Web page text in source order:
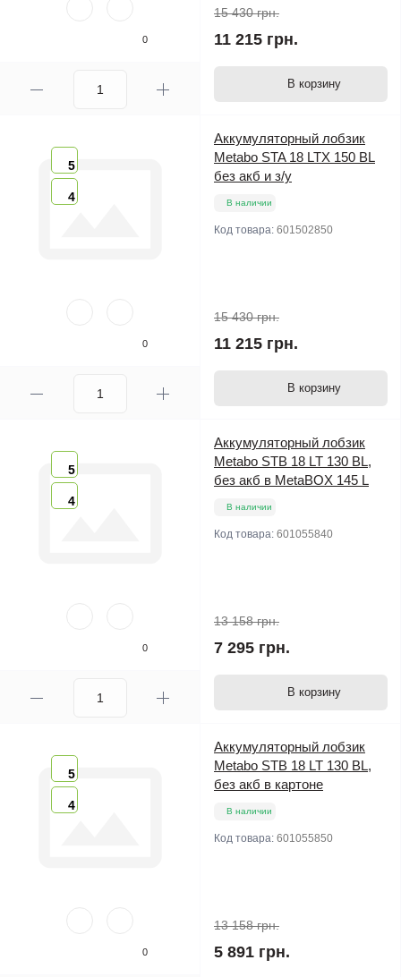
0
15 430 грн.
11 215 грн.
В корзину
5
4
0
Аккумуляторный лобзик
Metabo STA 18 LTX 150 BL
без акб и з/у
В наличии
Код товара: 601502850
15 430 грн.
11 215 грн.
В корзину
5
4
0
Аккумуляторный лобзик
Metabo STB 18 LT 130 BL,
без акб в MetaBOX 145 L
В наличии
Код товара: 601055840
13 158 грн.
7 295 грн.
В корзину
5
4
0
Аккумуляторный лобзик
Metabo STB 18 LT 130 BL,
без акб в картоне
В наличии
Код товара: 601055850
13 158 грн.
5 891 грн.